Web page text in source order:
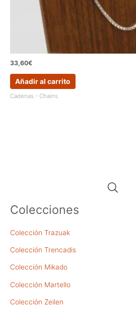
Colecciones
Colección Trazuak
Colección Trencadis
Colección Mikado
Colección Martello
Colección Zeilen
33,60€
Añadir al carrito
Cadenas - Chains